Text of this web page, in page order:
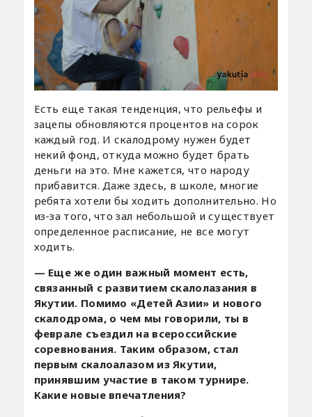
Есть еще такая тенденция, что рельефы и
зацепы обновляются процентов на сорок
каждый год. И скалодрому нужен будет
некий фонд, откуда можно будет брать
деньги на это. Мне кажется, что народу
прибавится. Даже здесь, в школе, многие
ребята хотели бы ходить дополнительно. Но
из-за того, что зал небольшой и существует
определенное расписание, не все могут
ходить.
— Еще же один важный момент есть,
связанный с развитием скалолазания в
Якутии. Помимо «Детей Азии» и нового
скалодрома, о чем мы говорили, ты в
феврале съездил на всероссийские
соревнования. Таким образом, стал
первым скалоалазом из Якутии,
принявшим участие в таком турнире.
Какие новые впечатления?